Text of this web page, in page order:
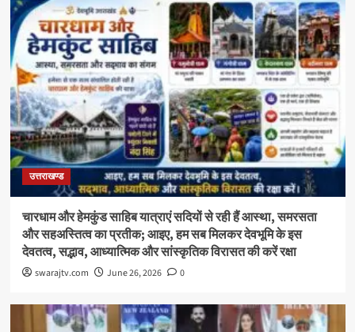
उत्तराखण्ड
चारधाम और हेमकुंड साहिब यात्राएं सदियों से रही हैं आस्था, समरसता
और सहअस्तित्व का प्रतीक; आइए, हम सब मिलकर देवभूमि के इस
देवतत्व, सद्भाव, आध्यात्मिक और सांस्कृतिक विरासत की करें रक्षा
swarajtv.com June 26, 2026 0